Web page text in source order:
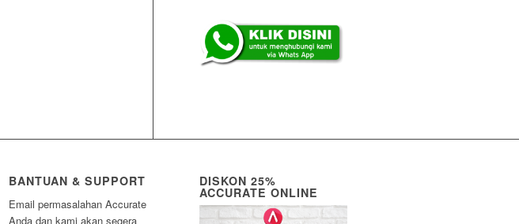
BANTUAN & SUPPORT
Email permasalahan Accurate
Anda dan kami akan segera
DISKON 25%
ACCURATE ONLINE